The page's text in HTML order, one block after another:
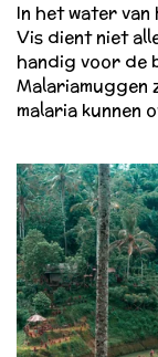
In het water
Vis dient niet
handig voor de
Malariamuggen
malaria kunnen